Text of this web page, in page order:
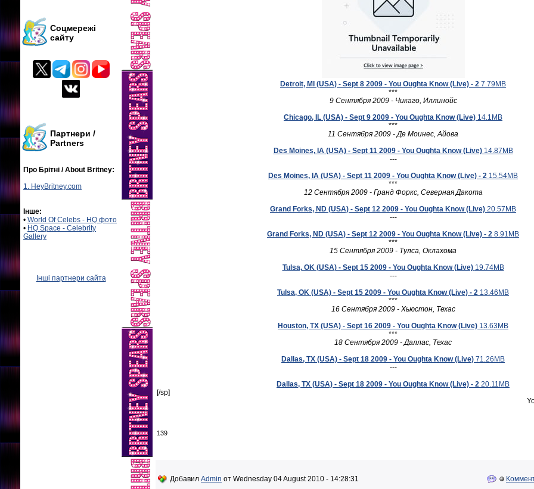
Соцмережі
сайту
Партнери /
Partners
Про Брітні / About Britney:
1. HeyBritney.com
Інше:
• World Of Celebs - HQ фото
• HQ Space - Celebrity
Gallery
Інші партнери сайта
Detroit, MI (USA) - Sept 8 2009 - You Oughta Know (Live) - 2 7.79MB
***
9 Сентября 2009 - Чикаго, Иллинойс
Chicago, IL (USA) - Sept 9 2009 - You Oughta Know (Live) 14.1MB
***
11 Сентября 2009 - Де Моинес, Айова
Des Moines, IA (USA) - Sept 11 2009 - You Oughta Know (Live)14.87MB
---
Des Moines, IA (USA) - Sept 11 2009 - You Oughta Know (Live) - 2 15.54MB
***
12 Сентября 2009 - Гранд Форкс, Северная Дакота
Grand Forks, ND (USA) - Sept 12 2009 - You Oughta Know (Live) 20.57MB
---
Grand Forks, ND (USA) - Sept 12 2009 - You Oughta Know (Live) - 2 8.91MB
***
15 Сентября 2009 - Тулса, Оклахома
Tulsa, OK (USA) - Sept 15 2009 - You Oughta Know (Live) 19.74MB
---
Tulsa, OK (USA) - Sept 15 2009 - You Oughta Know (Live) - 2 13.46MB
***
16 Сентября 2009 - Хьюстон, Техас
Houston, TX (USA) - Sept 16 2009 - You Oughta Know (Live) 13.63MB
***
18 Сентября 2009 - Даллас, Техас
Dallas, TX (USA) - Sept 18 2009 - You Oughta Know (Live) 71.26MB
---
Dallas, TX (USA) - Sept 18 2009 - You Oughta Know (Live) - 2 20.11MB
[/sp]
139
Добавил Admin от Wednesday 04 August 2010 - 14:28:31